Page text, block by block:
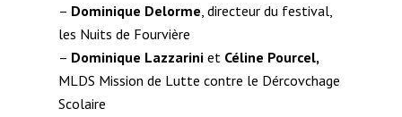
– Dominique Delorme , directeur du festival,
les Nuits de Fourvière
– Dominique Lazzariniet Céline Pourcel,
MLDS Mission de Lutte contre le Dércovchage
Scolaire